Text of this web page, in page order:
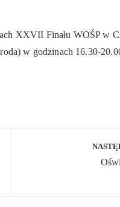
XXVII Finału WOŚP w
w godzinach 16.30-